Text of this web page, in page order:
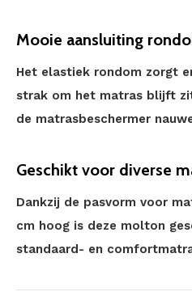
Mooie aansluiting
Het elastiek rondom zorgt
strak om het matras blijft
de matrasbeschermer
Geschikt voor diverse
Dankzij de pasvorm voor
cm hoog is deze molton
standaard- en